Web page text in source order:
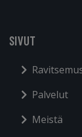
SIVUT
Palvelut
Meistä